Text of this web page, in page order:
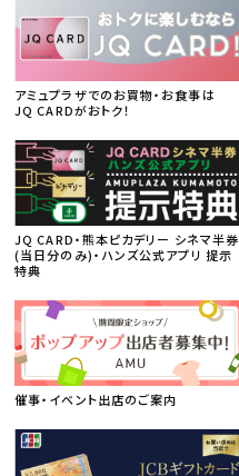
アミュプラザでのお買物・お食事は
JQ CARDがおトク！
JQ CARD・熊本ピカデリー シネマ半券
(当日分のみ)・ハンズ公式アプリ 提示
特典
催事・イベント出店のご案内